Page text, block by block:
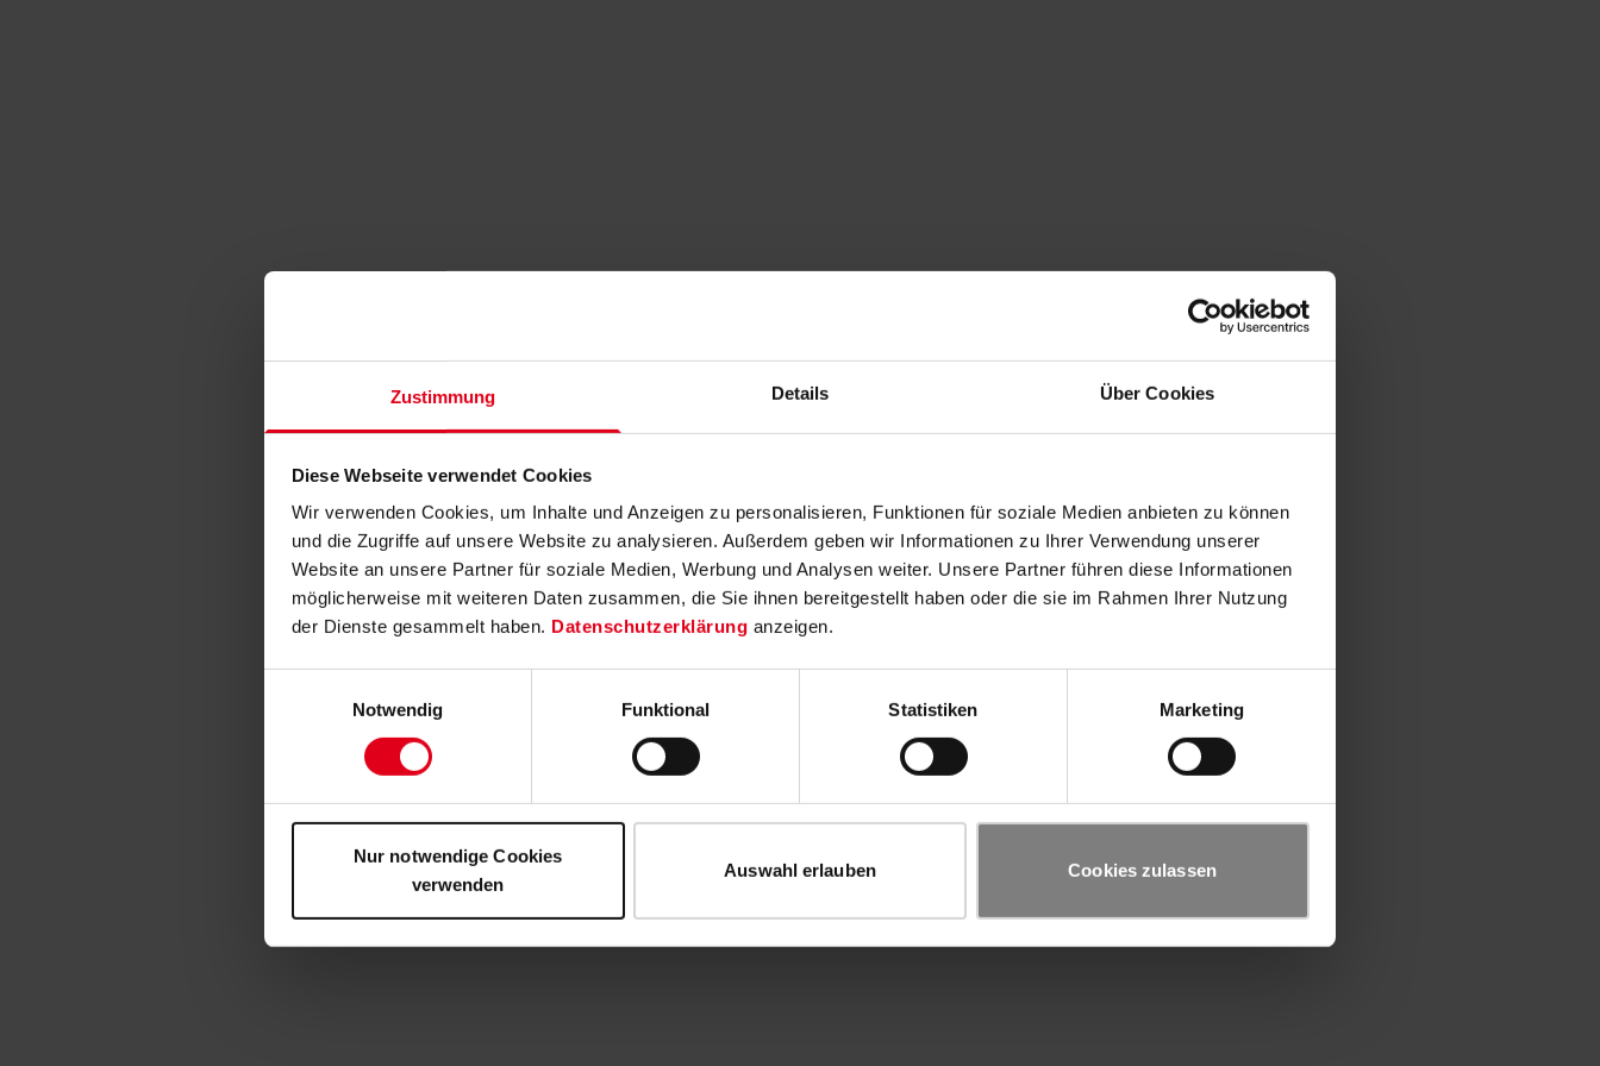
Zustimmung Details Über Cookies
Diese Webseite verwendet Cookies
Wir verwenden Cookies, um Inhalte und Anzeigen zu personalisieren, Funktionen für soziale Medien anbieten zu können
und die Zugriffe auf unsere Website zu analysieren. Außerdem geben wir Informationen zu Ihrer Verwendung unserer
Website an unsere Partner für soziale Medien, Werbung und Analysen weiter. Unsere Partner führen diese Informationen
möglicherweise mit weiteren Daten zusammen, die Sie ihnen bereitgestellt haben oder die sie im Rahmen Ihrer Nutzung
der Dienste gesammelt haben. Datenschutzerklärung anzeigen.
Notwendig
Funktional Statistiken Marketing
Nur notwendige Cookies
verwenden
Auswahl erlauben Cookies zulassen